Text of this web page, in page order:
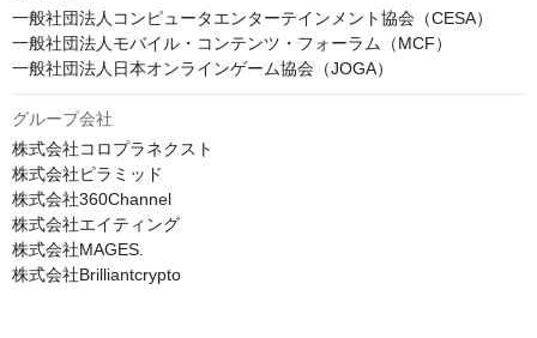
一般社団法人コンピュータエンターテインメント協会（CESA）
一般社団法人モバイル・コンテンツ・フォーラム（MCF）
一般社団法人日本オンラインゲーム協会（JOGA）
グループ会社
株式会社コロプラネクスト
株式会社ピラミッド
株式会社360Channel
株式会社エイティング
株式会社MAGES.
株式会社Brilliantcrypto